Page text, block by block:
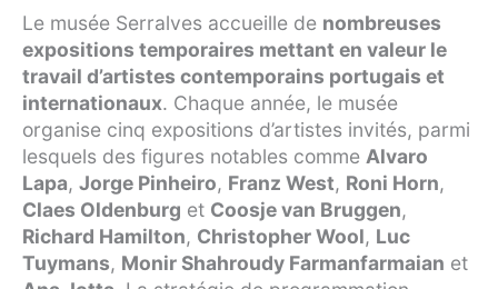
Le musée Serralves accueille de nombreuses
expositions temporaires mettant en valeur le
travail d’artistes contemporains portugais et
internationaux. Chaque année, le musée
organise cinq expositions d’artistes invités, parmi
lesquels des figures notables comme Alvaro
Lapa, Jorge Pinheiro, Franz West, Roni Horn,
Claes Oldenburg et Coosje van Bruggen,
Richard Hamilton, Christopher Wool, Luc
Tuymans, Monir Shahroudy Farmanfarmaian et